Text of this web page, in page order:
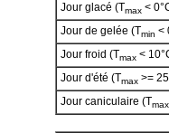
Jour glacé (Tmax<
Jour de gelée (Tmin <
Jour froid (Tmax<
Jour d'été (Tmax>=
Jour caniculaire (Tmax